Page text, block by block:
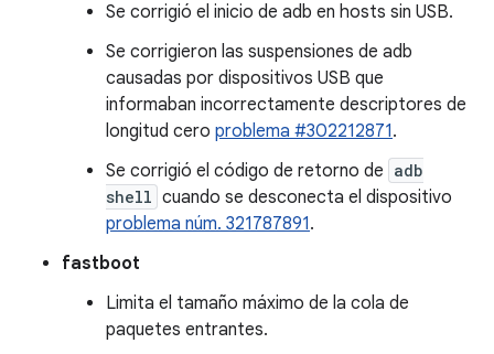
Se corrigió el inicio de adb en hosts sin USB.
Se corrigieron las suspensiones de adb
causadas por dispositivos USB que
informaban incorrectamente descriptores de
longitud cero problema #302212871.
Se corrigió el código de retorno de adb
shell cuando se desconecta el dispositivo
problema núm. 321787891.
fastboot
Limita el tamaño máximo de la cola de
paquetes entrantes.